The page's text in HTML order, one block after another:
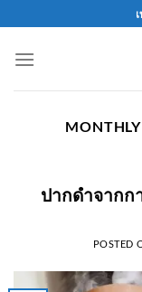
to
content
ปากดำจาก
POSTED